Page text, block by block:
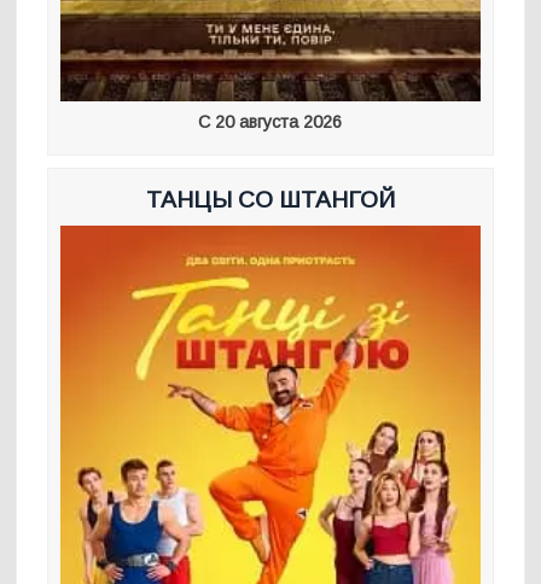
С 20 августа 2026
ТАНЦЫ СО ШТАНГОЙ